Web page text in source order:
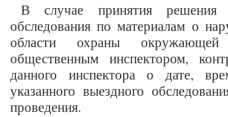
В случае принятия решения
обследования по материалам о
области охраны окружающей
общественным инспектором,
данного инспектора о дате,
указанного выездного
проведения.